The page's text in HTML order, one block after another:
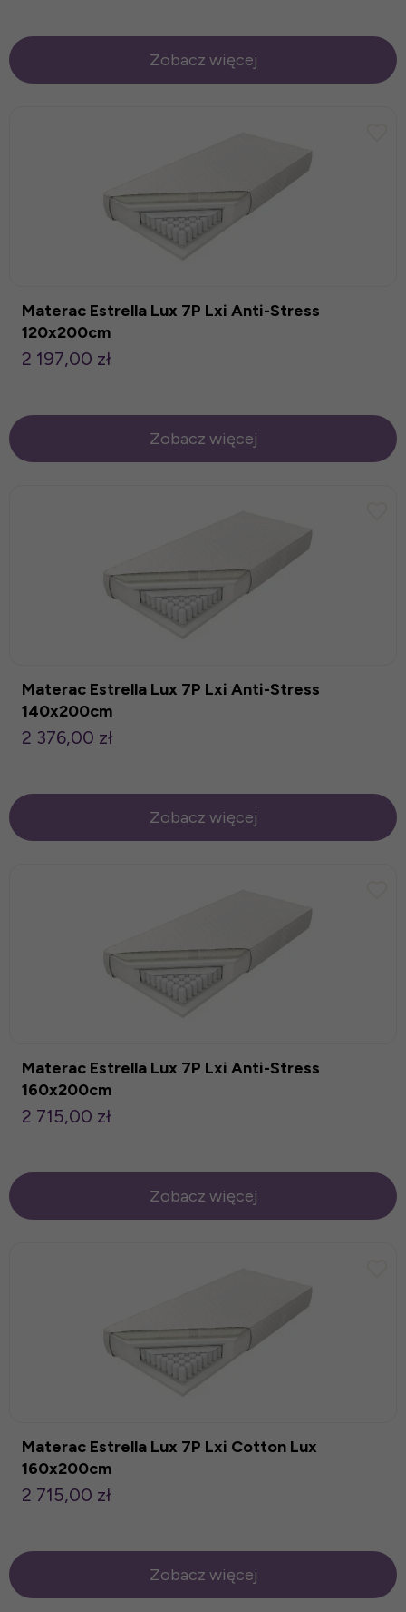
Zobacz więcej
Materac Estrella Lux 7P Lxi Anti-Stress
120x200cm
2 197,00 zł
Zobacz więcej
Materac Estrella Lux 7P Lxi Anti-Stress
140x200cm
2 376,00 zł
Zobacz więcej
Materac Estrella Lux 7P Lxi Anti-Stress
160x200cm
2 715,00 zł
Zobacz więcej
Materac Estrella Lux 7P Lxi Cotton Lux
160x200cm
2 715,00 zł
Zobacz więcej